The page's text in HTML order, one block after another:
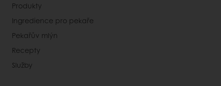
Produkty
Ingredience pro pekaře
Pekařův mlýn
Recepty
Služby